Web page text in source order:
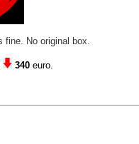
fine. No original box.
340euro.